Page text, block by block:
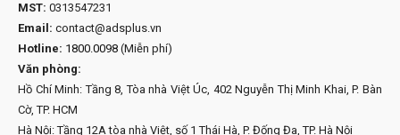
MST: 0313547231
Email: contact@adsplus.vn
Hotline: 1800.0098 (Miễn phí)
Văn phòng:
Hồ Chí Minh: Tầng 8, Tòa nhà Việt Úc, 402 Nguyễn Thị Minh Khai, P. Bàn
Cờ, TP. HCM
Hà Nội: Tầng 12A tòa nhà Việt, số 1 Thái Hà, P. Đống Đa, TP. Hà Nội